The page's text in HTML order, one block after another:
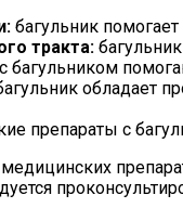
багульник
тракта:
багульником
обладает
препараты с